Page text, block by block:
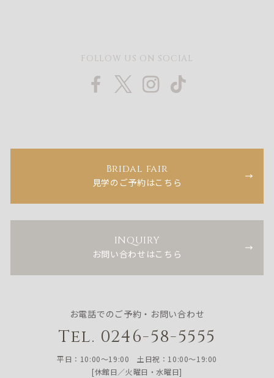
FOLLOW US ON SOCIAL
Bridal fair
見学のご予約はこちら
INQUIRY
お問い合わせはこちら
お電話でのご予約・お問い合わせ
Tel. 0246-58-5555
平日：10:00〜19:00 土日祝：10:00〜19:00
[休館日／火曜日・水曜日]